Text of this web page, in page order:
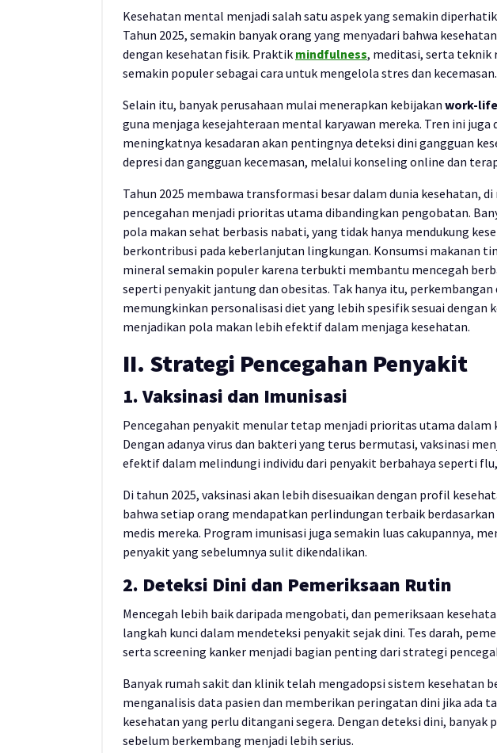
Kesehatan mental menjadi salah satu aspek yang semakin
Tahun 2025, semakin banyak orang yang menyadari bahwa
dengan kesehatan fisik. Praktik mindfulness, meditasi, serta teknik
semakin populer sebagai cara untuk mengelola stres dan kecemasan.
Selain itu, banyak perusahaan mulai menerapkan kebijakan work-
guna menjaga kesejahteraan mental karyawan mereka. Tren ini juga
meningkatnya kesadaran akan pentingnya deteksi dini gangguan
depresi dan gangguan kecemasan, melalui konseling online dan
Tahun 2025 membawa transformasi besar dalam dunia kesehatan,
pencegahan menjadi prioritas utama dibandingkan pengobatan.
pola makan sehat berbasis nabati, yang tidak hanya mendukung
berkontribusi pada keberlanjutan lingkungan. Konsumsi makanan
mineral semakin populer karena terbukti membantu mencegah
seperti penyakit jantung dan obesitas. Tak hanya itu,
memungkinkan personalisasi diet yang lebih spesifik sesuai dengan
menjadikan pola makan lebih efektif dalam menjaga kesehatan.
II. Strategi Pencegahan Penyakit
1. Vaksinasi dan Imunisasi
Pencegahan penyakit menular tetap menjadi prioritas utama dalam
Dengan adanya virus dan bakteri yang terus bermutasi, vaksinasi
efektif dalam melindungi individu dari penyakit berbahaya seperti
Di tahun 2025, vaksinasi akan lebih disesuaikan dengan profil
bahwa setiap orang mendapatkan perlindungan terbaik
medis mereka. Program imunisasi juga semakin luas cakupannya,
penyakit yang sebelumnya sulit dikendalikan.
2. Deteksi Dini dan Pemeriksaan Rutin
Mencegah lebih baik daripada mengobati, dan pemeriksaan
langkah kunci dalam mendeteksi penyakit sejak dini. Tes darah,
serta screening kanker menjadi bagian penting dari strategi
Banyak rumah sakit dan klinik telah mengadopsi sistem kesehatan
menganalisis data pasien dan memberikan peringatan dini jika ada
kesehatan yang perlu ditangani segera. Dengan deteksi dini, banyak
sebelum berkembang menjadi lebih serius.